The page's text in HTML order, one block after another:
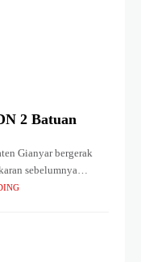
2 Batuan
Gianyar bergerak
sebelumnya
alat berat